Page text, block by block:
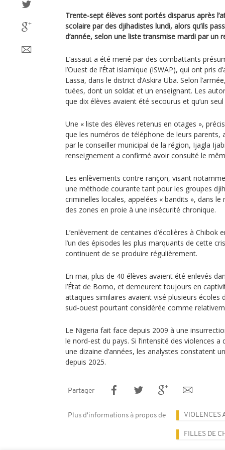
Trente-sept élèves sont portés disparus après
scolaire par des djihadistes lundi, alors qu’ils
d’année, selon une liste transmise mardi par un
L’assaut a été mené par des combattants
l’Ouest de l’État islamique (ISWAP), qui ont pris
Lassa, dans le district d’Askira Uba. Selon
tuées, dont un soldat et un enseignant. Les
que dix élèves avaient été secourus et qu’un
Une « liste des élèves retenus en otages »,
que les numéros de téléphone de leurs parents,
par le conseiller municipal de la région, Ijagla
renseignement a confirmé avoir consulté le
Les enlèvements contre rançon, visant
une méthode courante tant pour les groupes
criminelles locales, appelées « bandits », dans
des zones en proie à une insécurité chronique.
L’enlèvement de centaines d’écolières à
l’un des épisodes les plus marquants de cette
continuent de se produire régulièrement.
En mai, plus de 40 élèves avaient été enlevés
l’État de Borno, et demeurent toujours en
attaques similaires avaient visé plusieurs écoles
sud-ouest pourtant considérée comme
Le Nigeria fait face depuis 2009 à une
le nord-est du pays. Si l’intensité des violences a
une dizaine d’années, les analystes constatent
depuis 2025.
Partager
Plus d'informations à propos de VIOLENCES
FILLES DE